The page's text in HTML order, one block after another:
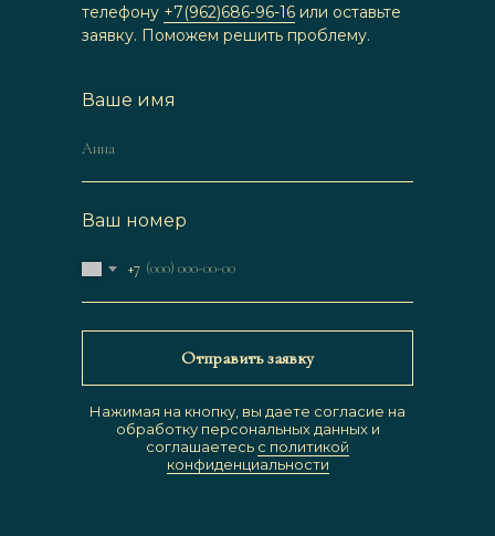
телефону +7(962)686-96-16 или оставьте
заявку. Поможем решить проблему.
Ваше имя
Ваш номер
+7
Отправить заявку
Нажимая на кнопку, вы даете согласие на
обработку персональных данных и
соглашаетесь c политикой
конфиденциальности